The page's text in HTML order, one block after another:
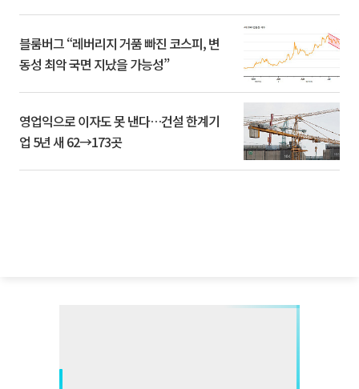
블룸버그 “레버리지 거품 빠진 코스피, 변
동성 최악 국면 지났을 가능성”
영업익으로 이자도 못 낸다…건설 한계기
업 5년 새 62→173곳